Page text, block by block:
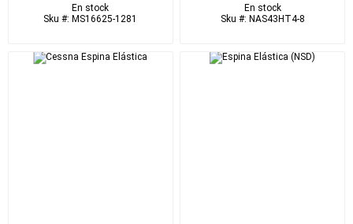
En stock
Sku #: MS16625-1281
En stock
Sku #: NAS43HT4-8